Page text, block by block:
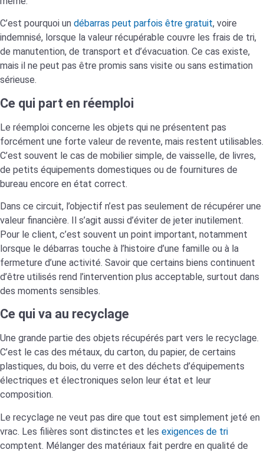
C’est pourquoi un débarras peut parfois être gratuit, voire
indemnisé, lorsque la valeur récupérable couvre les frais de tri,
de manutention, de transport et d’évacuation. Ce cas existe,
mais il ne peut pas être promis sans visite ou sans estimation
sérieuse.
Ce qui part en réemploi
Le réemploi concerne les objets qui ne présentent pas
forcément une forte valeur de revente, mais restent utilisables.
C’est souvent le cas de mobilier simple, de vaisselle, de livres,
de petits équipements domestiques ou de fournitures de
bureau encore en état correct.
Dans ce circuit, l’objectif n’est pas seulement de récupérer une
valeur financière. Il s’agit aussi d’éviter de jeter inutilement.
Pour le client, c’est souvent un point important, notamment
lorsque le débarras touche à l’histoire d’une famille ou à la
fermeture d’une activité. Savoir que certains biens continuent
d’être utilisés rend l’intervention plus acceptable, surtout dans
des moments sensibles.
Ce qui va au recyclage
Une grande partie des objets récupérés part vers le recyclage.
C’est le cas des métaux, du carton, du papier, de certains
plastiques, du bois, du verre et des déchets d’équipements
électriques et électroniques selon leur état et leur
composition.
Le recyclage ne veut pas dire que tout est simplement jeté en
vrac. Les filières sont distinctes et les exigences de tri
comptent. Mélanger des matériaux fait perdre en qualité de